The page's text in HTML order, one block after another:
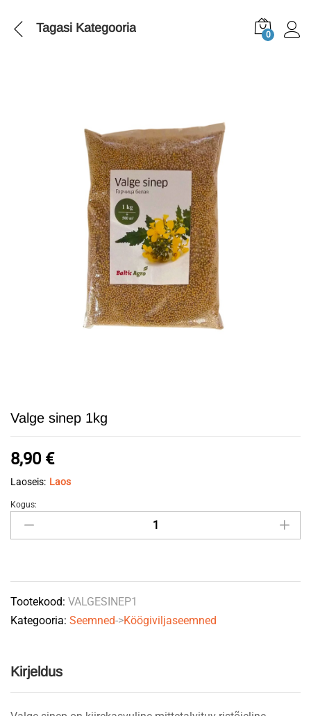
Tagasi Kategooria 0
Valge sinep 1kg
8,90 €
Laoseis: Laos
Valge
sinep
Kogus:
Tootekood: VALGESINEP1
Kategooria: Seemned->Köögiviljaseemned
Kirjeldus